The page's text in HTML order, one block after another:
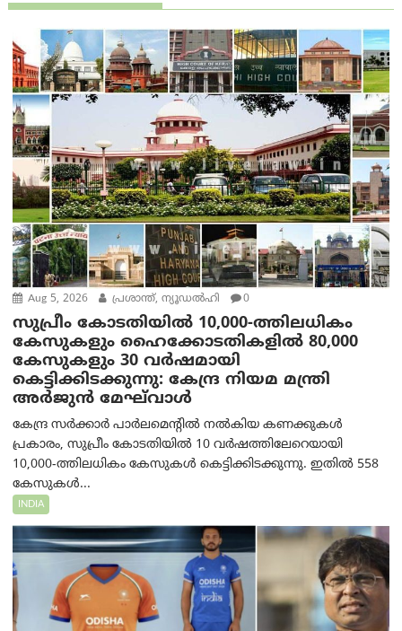
Aug 5, 2026 പ്രശാന്ത്, ന്യൂഡല്‍ഹി 0
സുപ്രീം കോടതിയിൽ 10,000-ത്തിലധികം
കേസുകളും ഹൈക്കോടതികളിൽ 80,000
കേസുകളും 30 വർഷമായി
കെട്ടിക്കിടക്കുന്നു: കേന്ദ്ര നിയമ മന്ത്രി
അര്‍ജുന്‍ മേഘ്‌വാള്‍
കേന്ദ്ര സർക്കാർ പാർലമെന്റിൽ നൽകിയ കണക്കുകൾ
പ്രകാരം, സുപ്രീം കോടതിയിൽ 10 വർഷത്തിലേറെയായി
10,000-ത്തിലധികം കേസുകൾ കെട്ടിക്കിടക്കുന്നു. ഇതിൽ 558
കേസുകൾ...
INDIA